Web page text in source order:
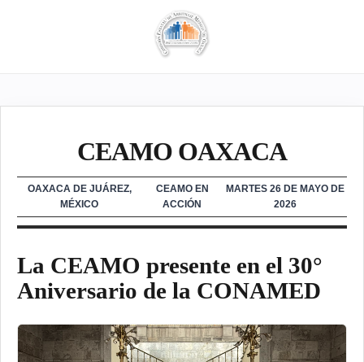
CEAMO OAXACA
OAXACA DE JUÁREZ,
MÉXICO
CEAMO EN
ACCIÓN
MARTES 26 DE MAYO DE
2026
La CEAMO presente en el 30°
Aniversario de la CONAMED